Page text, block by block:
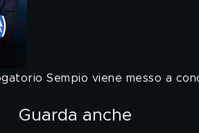
Sempio viene messo a
Guarda anche